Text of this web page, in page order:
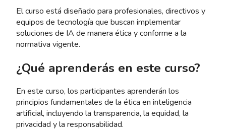
El curso está diseñado para profesionales, directivos y
equipos de tecnología que buscan implementar
soluciones de IA de manera ética y conforme a la
normativa vigente.
¿Qué aprenderás en este curso?
En este curso, los participantes aprenderán los
principios fundamentales de la ética en inteligencia
artificial, incluyendo la transparencia, la equidad, la
privacidad y la responsabilidad.